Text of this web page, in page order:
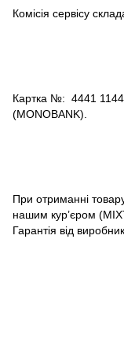
Комісія сервісу
Картка №: 4441
(MONOBANK).
При отриманні
нашим кур’єром
Гарантія від